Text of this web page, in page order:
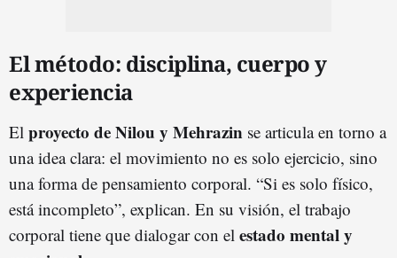
El método: disciplina, cuerpo y
experiencia
El proyecto de Nilou y Mehrazin se articula en torno a
una idea clara: el movimiento no es solo ejercicio, sino
una forma de pensamiento corporal. “Si es solo físico,
está incompleto”, explican. En su visión, el trabajo
corporal tiene que dialogar con el estado mental y